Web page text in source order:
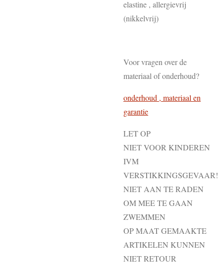
elastine , allergievrij
(nikkelvrij)
Voor vragen over de
materiaal of onderhoud?
onderhoud , materiaal en
garantie
LET OP
NIET VOOR KINDEREN
IVM
VERSTIKKINGSGEVAAR!
NIET AAN TE RADEN
OM MEE TE GAAN
ZWEMMEN
OP MAAT GEMAAKTE
ARTIKELEN KUNNEN
NIET RETOUR